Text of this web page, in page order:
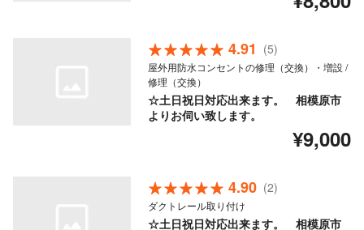
4.91 (5)
屋外用防水コンセントの修理（交換）・増設 /
修理（交換）
☆土日祝日対応出来ます。 相模原市
よりお伺い致します。
¥9,000
4.90 (2)
ダクトレール取り付け
☆土日祝日対応出来ます。 相模原市